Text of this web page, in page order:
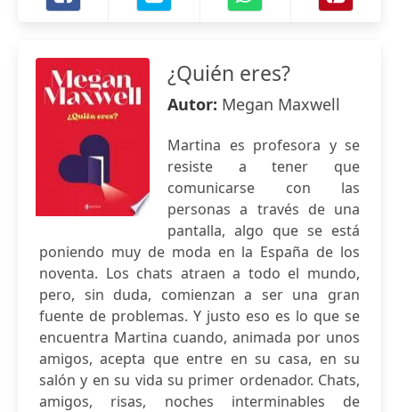
¿Quién eres?
Autor: Megan Maxwell
Martina es profesora y se
resiste a tener que
comunicarse con las
personas a través de una
pantalla, algo que se está
poniendo muy de moda en la España de los
noventa. Los chats atraen a todo el mundo,
pero, sin duda, comienzan a ser una gran
fuente de problemas. Y justo eso es lo que se
encuentra Martina cuando, animada por unos
amigos, acepta que entre en su casa, en su
salón y en su vida su primer ordenador. Chats,
amigos, risas, noches interminables de